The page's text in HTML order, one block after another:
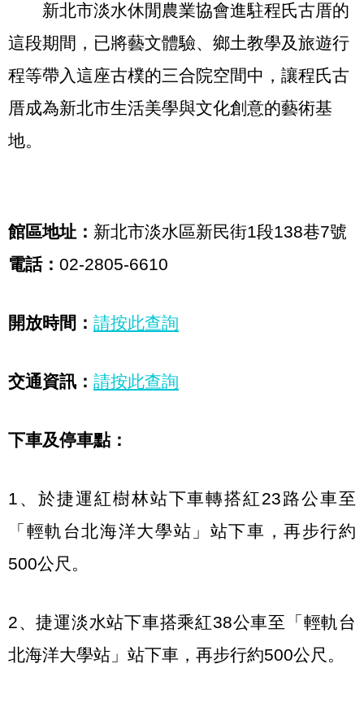
新北市淡水休閒農業協會進駐程氏古厝的
這段期間，已將藝文體驗、鄉土教學及旅遊行
程等帶入這座古樸的三合院空間中，讓程氏古
厝成為新北市生活美學與文化創意的藝術基
地。
館區地址： 新北市淡水區新民街1段138巷7號
電話： 02-2805-6610
開放時間： 請按此查詢
交通資訊： 請按此查詢
下車及停車點：
1、 於捷運紅樹林站下車轉搭紅23路公車至
「輕軌台北海洋大學站」站下車，再步行約
500公尺。
2、捷運淡水站下車搭乘紅38公車至「輕軌台
北海洋大學站」站下車，再步行約500公尺。